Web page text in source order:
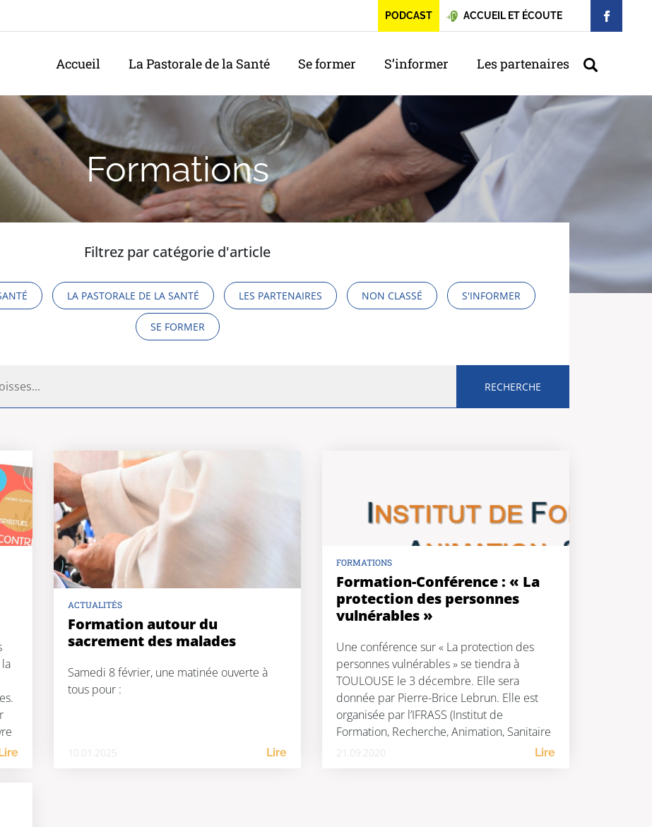
PODCAST ACCUEIL ET ÉCOUTE
Accueil La Pastorale de la Santé Se former S’informer Les partenaires
Formations
Filtrez par catégorie d'article
LA PASTORALE DE LA SANTÉ LES PARTENAIRES NON CLASSÉ S'INFORMER
SE FORMER
ACTUALITÉS
Formation autour du
sacrement des malades
Samedi 8 février, une matinée ouverte à
tous pour :
10.01.2025 Lire
FORMATIONS
Formation-Conférence : « La
protection des personnes
vulnérables »
Une conférence sur « La protection des
personnes vulnérables » se tiendra à
TOULOUSE le 3 décembre. Elle sera
donnée par Pierre-Brice Lebrun. Elle est
organisée par l’IFRASS (Institut de
Formation, Recherche, Animation, Sanitaire
et Social). Les OBJECTIFS sont : Connaître la
21.09.2020 Lire